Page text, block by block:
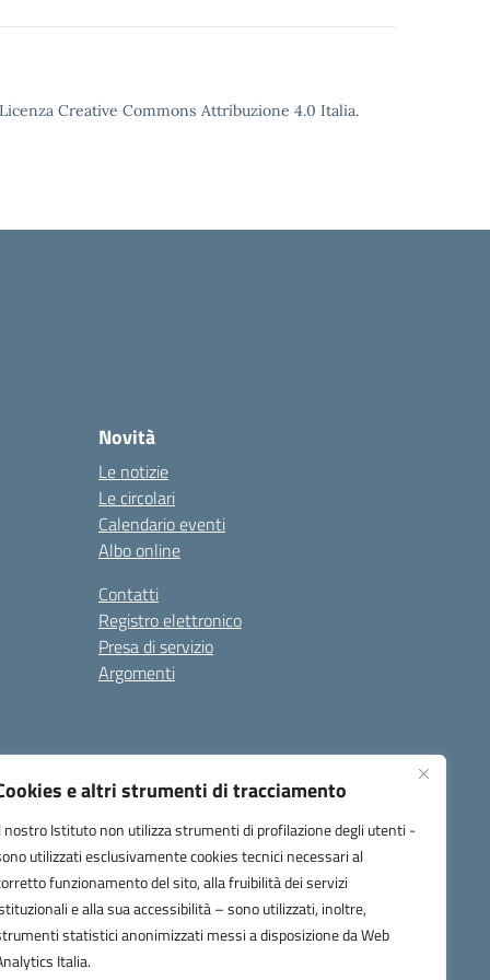
e altri strumenti di tracciamento
nostro Istituto non utilizza strumenti di profilazione degli utenti -
utilizzati esclusivamente cookies tecnici necessari al
funzionamento del sito, alla fruibilità dei servizi
e alla sua accessibilità – sono utilizzati, inoltre,
statistici anonimizzati messi a disposizione da Web
Italia.
Creative Commons Attribuzione 4.0 Italia.
Novità
Le notizie
Le circolari
Calendario eventi
Albo online
Contatti
Registro elettronico
Presa di servizio
Argomenti